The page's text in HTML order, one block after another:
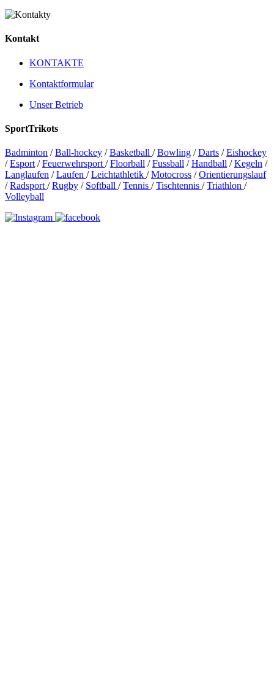
Kontakt
KONTAKTE
Kontaktformular
Unser Betrieb
SportTrikots
Badminton /Ball-hockey /Basketball /Bowling /Darts /Eishockey
/Esport /Feuerwehrsport /Floorball /Fussball /Handball /Kegeln /
Langlaufen /Laufen /Leichtathletik /Motocross /Orientierungslauf
/Radsport /Rugby / Softball /Tennis /Tischtennis /Triathlon /
Volleyball